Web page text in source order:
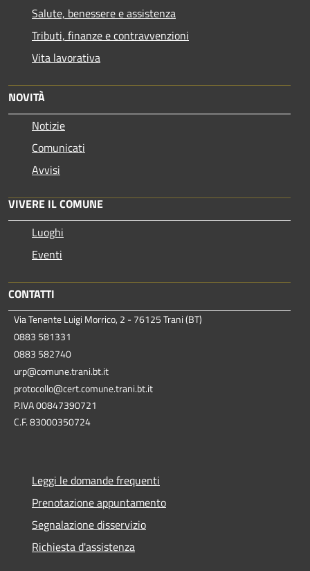
Salute, benessere e assistenza
Tributi, finanze e contravvenzioni
Vita lavorativa
NOVITÀ
Notizie
Comunicati
Avvisi
VIVERE IL COMUNE
Luoghi
Eventi
CONTATTI
Via Tenente Luigi Morrico, 2 - 76125 Trani (BT)
0883 581331
0883 582740
urp@comune.trani.bt.it
protocollo@cert.comune.trani.bt.it
P.IVA 00847390721
C.F. 83000350724
Leggi le domande frequenti
Prenotazione appuntamento
Segnalazione disservizio
Richiesta d'assistenza